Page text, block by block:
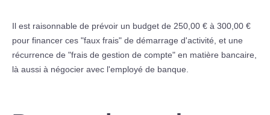
Il est raisonnable de prévoir un budget de 250,00 € à 300,00 €
pour financer ces "faux frais" de démarrage d'activité, et une
récurrence de "frais de gestion de compte" en matière bancaire,
là aussi à négocier avec l'employé de banque.